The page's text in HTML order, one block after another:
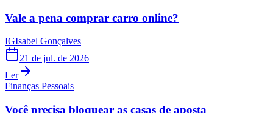
Vale a pena comprar carro online?
IGIsabel Gonçalves
21 de jul. de 2026
Ler
Finanças Pessoais
Você precisa bloquear as casas de aposta